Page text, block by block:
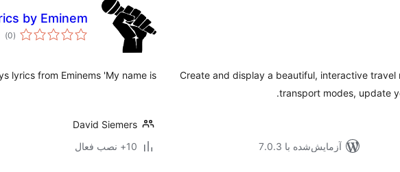
Create and display a beautiful, interactive travel
transport modes, update
آزمایش‌شده با 7.0.3
by Eminem
(0
)
lyrics from Eminems 'My name is'.
David Siemers
10+ نصب فعال